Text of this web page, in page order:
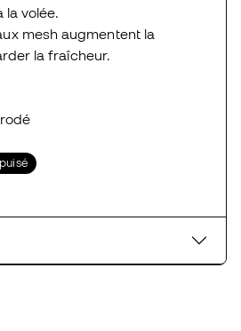
la volée.
mesh augmentent la
la fraîcheur.